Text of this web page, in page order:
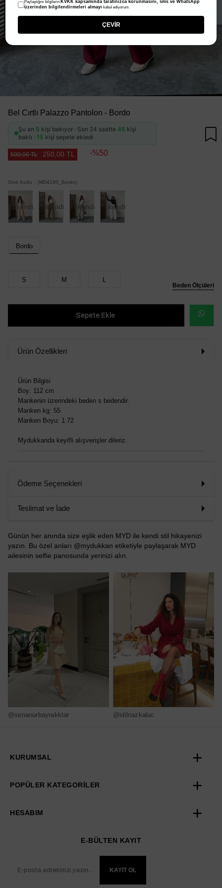
Bel Cırtlı Palazzo Pantolon - Bordo
Şu an 5 kişi bakıyor · Son 24 saatte 45 kişi
baktı · 15 kişi sepete ekledi
500,00 TL 250,00 TL 50
Stok Kodu (MD4180_Bordo)
Tükendi Tükendi Tükendi Tükendi
Beden Ölçüleri
Bordo
S M L
SİPARİŞ
Ürün Özellikleri
Ürün Bilgisi
Boy: 112 cm
Mankenin üzerindeki beden s bedendir.
Manken kg: 55
Manken Boyu: 1.72
Mydukkanda keyifli alışverişler dileriz.
Ödeme Seçenekleri
Teslimat ve İade
Günün her anında size eşlik eden MYD ile kendi stil hikayenizi
yazın. Bu özel anları @mydukkan etiketiyle paylaşarak MYD
ailesinin selfie panosunda yerinizi alın.
@senanurbayrakktar @idilnazkaluc
KURUMSAL
POPÜLER KATEGORİLER
HESABIM
E-BÜLTEN KAYIT
KAYIT OL
Paylaştığım bilgilerin KVKK kapsamında tarafınızca korunmasını, sms ve WhatsApp
üzerinden bilgilendirmeleri almayı kabul ediyorum.
ÇEVİR